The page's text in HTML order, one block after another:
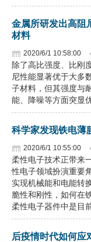
金属所研发出高阻
材料
2020/6/1 10:58:00
除了高比强度、比刚
尼性能显著优于大多
子材料，但其强度与
能、降噪等方面突显
科学家发现铁电薄
2020/6/1 10:55:00
柔性电子技术正带来
性电子领域扮演重要
实现机械能和电能转
脆性和刚性，如何在
柔性电子器件中是目
后疫情时代如何应